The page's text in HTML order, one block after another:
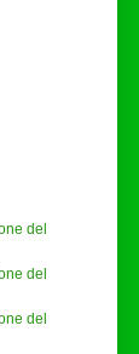
del
del
del